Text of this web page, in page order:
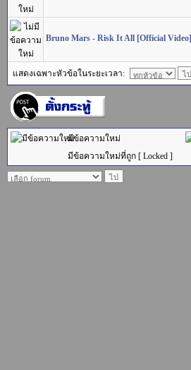
Bruno Mars - Risk It All [Official Video]
แสดงเฉพาะหัวข้อในระยะเวลา:
มีข้อความใหม่
มีข้อความใหม่ที่ถูก [ Locked ]